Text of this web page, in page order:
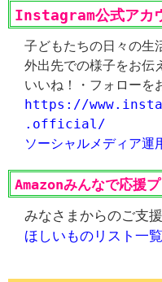
Instagram公式アカ
子どもたちの日々の生
外出先での様子をお伝
いいね！・フォローを
https://
.official/
ソーシャルメディア運
Amazonみんなで応援
みなさまからのご支
ほしいものリスト一覧